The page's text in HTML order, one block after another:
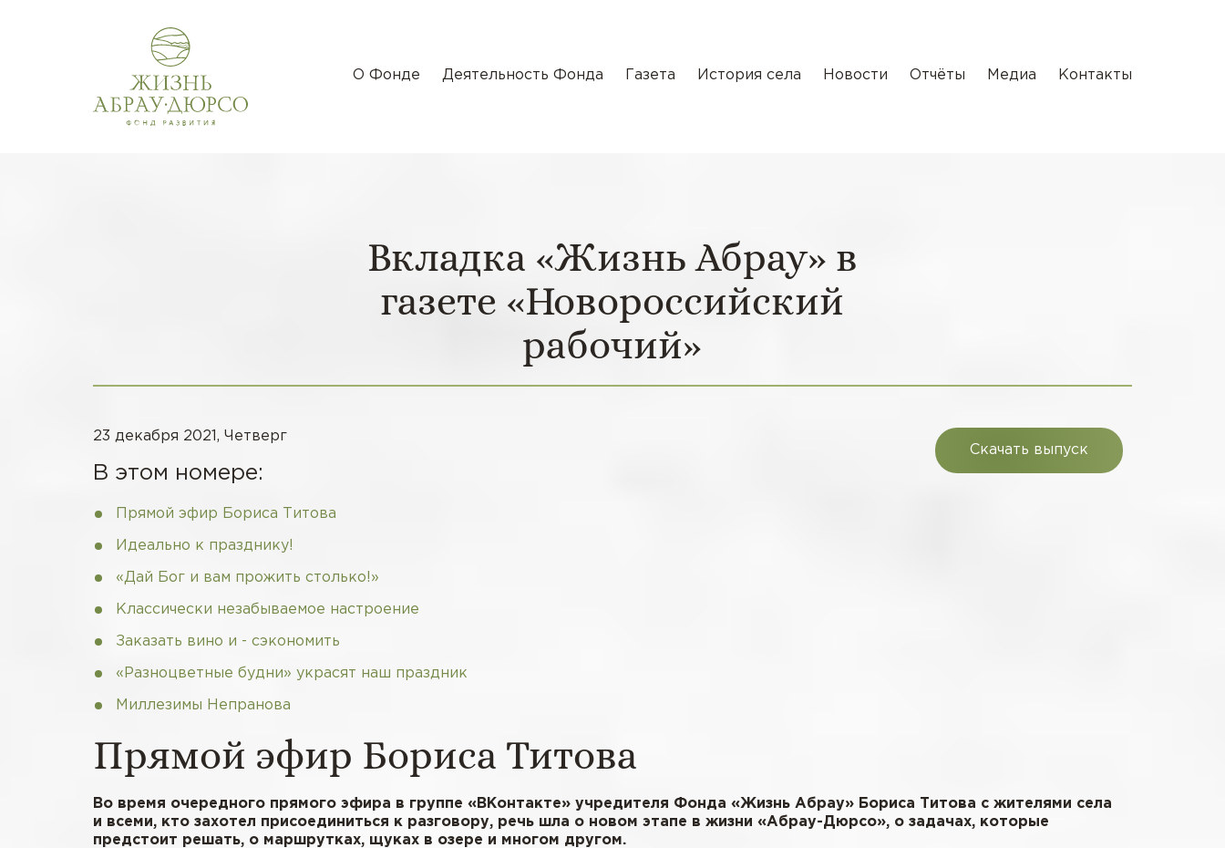
О Фонде Деятельность Фонда Газета История села Новости Отчёты Медиа Контакты
Вкладка «Жизнь Абрау» в
газете «Новороссийский
рабочий»
Скачать выпуск
23 декабря 2021, Четверг
В этом номере:
Прямой эфир Бориса Титова
Идеально к празднику!
«Дай Бог и вам прожить столько!»
Классически незабываемое настроение
Заказать вино и - сэкономить
«Разноцветные будни» украсят наш праздник
Миллезимы Непранова
Прямой эфир Бориса Титова
Во время очередного прямого эфира в группе «ВКонтакте» учредителя Фонда «Жизнь Абрау» Бориса Титова с жителями села
и всеми, кто захотел присоединиться к разговору, речь шла о новом этапе в жизни «Абрау-Дюрсо», о задачах, которые
предстоит решать, о маршрутках, щуках в озере и многом другом.